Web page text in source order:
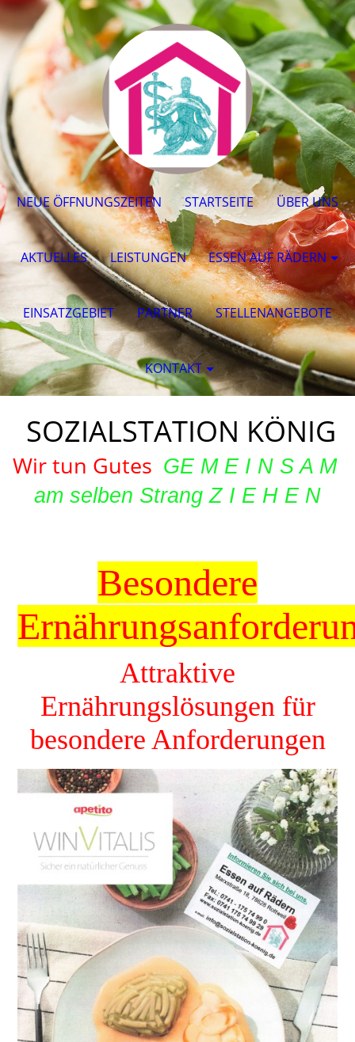
SOZIAL­STATION KÖNIG
Wir tun Gutes GEM E I N S A M
am selben Strang Z I E H E N
Besondere
Attraktive
Ernährungslösungen für
besondere Anforderungen
NEUE ÖFFNUNGSZEITEN STARTSEITE ÜBER UNS
AKTUELLES LEISTUNGEN ESSEN AUF RÄDERN
EINSATZGEBIET PARTNER STELLENANGEBOTE
KONTAKT